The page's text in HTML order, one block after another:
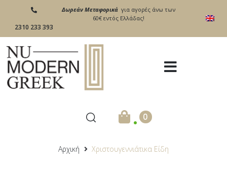
2310 233 393
Δωρεάν Μεταφορικά για αγορές άνω των
60€ εντός Ελλάδας!
. 0
Αρχική Χριστουγεννιάτικα Είδη